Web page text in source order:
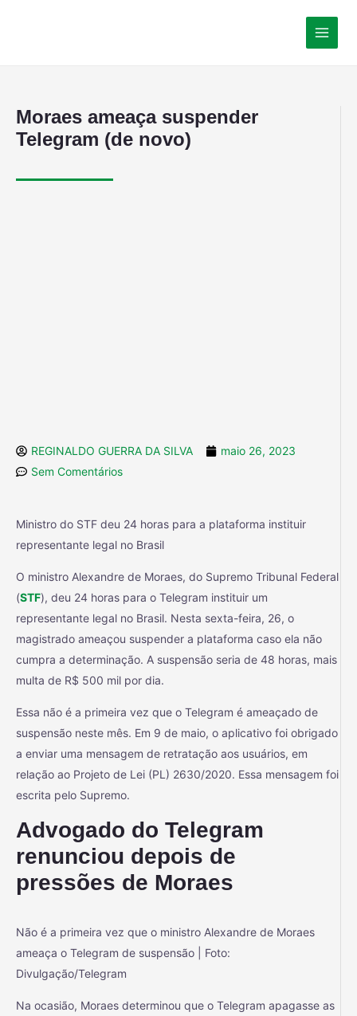
Moraes ameaça suspender
Telegram (de novo)
REGINALDO GUERRA DA SILVA
maio 26, 2023
Sem Comentários
Ministro do STF deu 24 horas para a plataforma instituir
representante legal no Brasil
O ministro Alexandre de Moraes, do Supremo Tribunal Federal
(STF), deu 24 horas para o Telegram instituir um
representante legal no Brasil. Nesta sexta-feira, 26, o
magistrado ameaçou suspender a plataforma caso ela não
cumpra a determinação. A suspensão seria de 48 horas, mais
multa de R$ 500 mil por dia.
Essa não é a primeira vez que o Telegram é ameaçado de
suspensão neste mês. Em 9 de maio, o aplicativo foi obrigado
a enviar uma mensagem de retratação aos usuários, em
relação ao Projeto de Lei (PL) 2630/2020. Essa mensagem foi
escrita pelo Supremo.
Advogado do Telegram
renunciou depois de
pressões de Moraes
Não é a primeira vez que o ministro Alexandre de Moraes
ameaça o Telegram de suspensão | Foto:
Divulgação/Telegram
Na ocasião, Moraes determinou que o Telegram apagasse as